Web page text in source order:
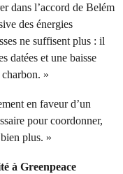
dans l’accord de Belém
des énergies
ne suffisent plus : il
datées et une baisse
»
en faveur d’un
pour coordonner,
plus. »
à Greenpeace